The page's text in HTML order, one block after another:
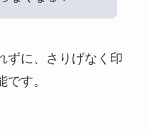
ずに、さりげなく印
す。